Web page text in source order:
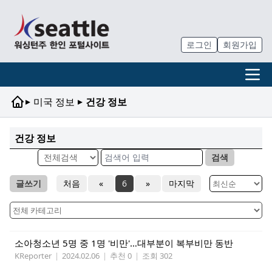
로그인 회원가입
▸ 미국 정보 ▸ 건강 정보
건강 정보
검색
글쓰기 처음 « 6 » 마지막
소아청소년 5명 중 1명 '비만'…대부분이 복부비만 동반
KReporter | 2024.02.06 | 추천 0 | 조회 302